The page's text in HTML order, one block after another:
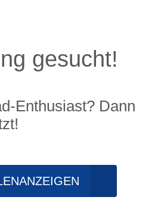
gesucht!
Enthusiast? Dann